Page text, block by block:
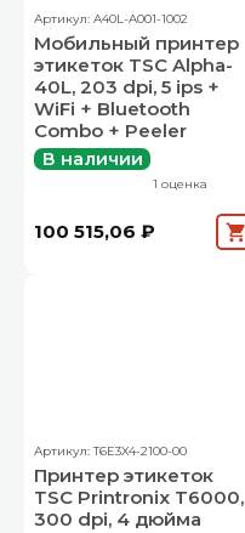
Артикул: A40L-A001-1002
Мобильный принтер
этикеток TSC Alpha-
40L, 203 dpi, 5 ips +
WiFi + Bluetooth
Combo + Peeler
В наличии
1 оценка
100 515,06 ₽
Артикул: T6E3X4-2100-00
Принтер этикеток
TSC Printronix T6000,
300 dpi, 4 дюйма